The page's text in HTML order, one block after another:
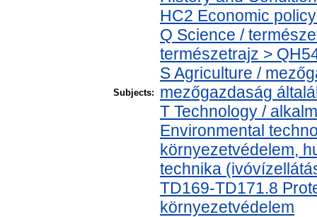
Subjects:
HC2 Economic
Q Science /
természetrajz >
S Agriculture /
mezőgazdaság
T Technology /
Environmental
környezetvédelem,
technika
TD169-TD171.8
környezetvédelem